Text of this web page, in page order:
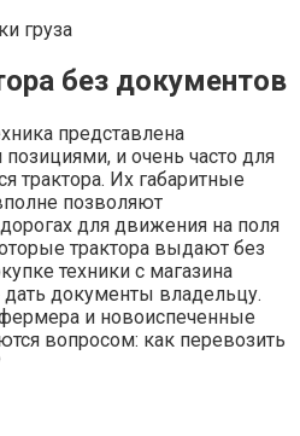
без документов
представлена
и очень часто для
трактора. Их габаритные
позволяют
для движения на поля
трактора выдают без
техники с магазина
документы владельцу.
и новоиспеченные
вопросом: как перевозить